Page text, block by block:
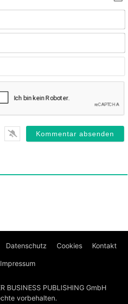
Datenschutz Cookies Kontakt
Impressum
BUSINESS PUBLISHING GmbH
vorbehalten.